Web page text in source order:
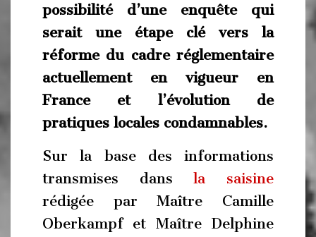
possibilité d’une enquête qui
serait une étape clé vers la
réforme du cadre réglementaire
actuellement en vigueur en
France et l’évolution de
pratiques locales condamnables.
Sur la base des informations
transmises dansla saisine
rédigée par Maître Camille
Oberkampf et Maître Delphine